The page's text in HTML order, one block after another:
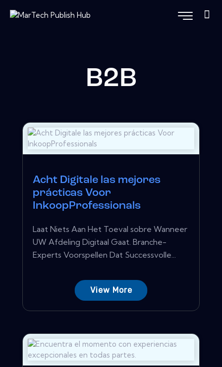
B2B
Acht Digitale las mejores
prácticas Voor
InkoopProfessionals
Laat Niets Aan Het Toeval sobre Wanneer
UW Afdeling Digitaal Gaat. Branche-
Experts Voorspellen Dat Successvolle...
View More